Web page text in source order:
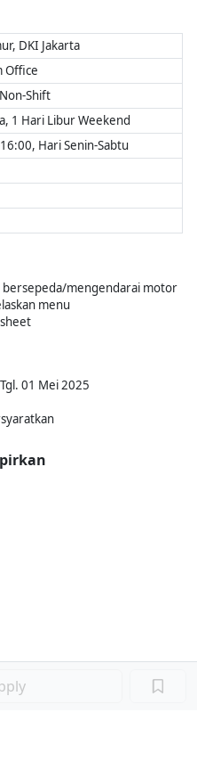
DKI Jakarta
Office
Shift
1 Hari Libur Weekend
Hari Senin-Sabtu
bersepeda/mengendarai motor
menu
01 Mei 2025